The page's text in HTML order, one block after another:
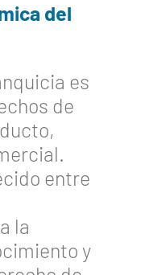
del
es
de
entre
la
y